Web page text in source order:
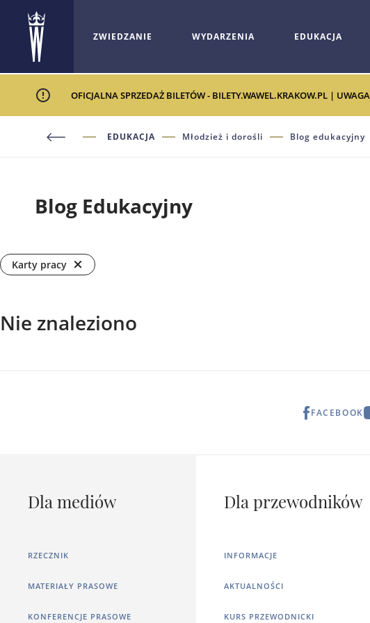
ZWIEDZANIE WYDARZENIA EDUKACJA
OFICJALNA SPRZEDAŻ BILETÓW - BILETY.WAWEL.KRAKOW.PL |
EDUKACJA Młodzież i dorośli Blog edukacyjny
Blog Edukacyjny
Karty pracy
Nie znaleziono
FACEBOOK
Dla mediów
RZECZNIK
MATERIAŁY PRASOWE
KONFERENCJE PRASOWE
Dla przewodników
INFORMACJE
AKTUALNOŚCI
KURS PRZEWODNICKI